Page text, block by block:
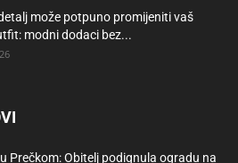
može potpuno promijeniti vaš
modni dodaci bez...
Prečkom: Obitelj podignula ogradu na